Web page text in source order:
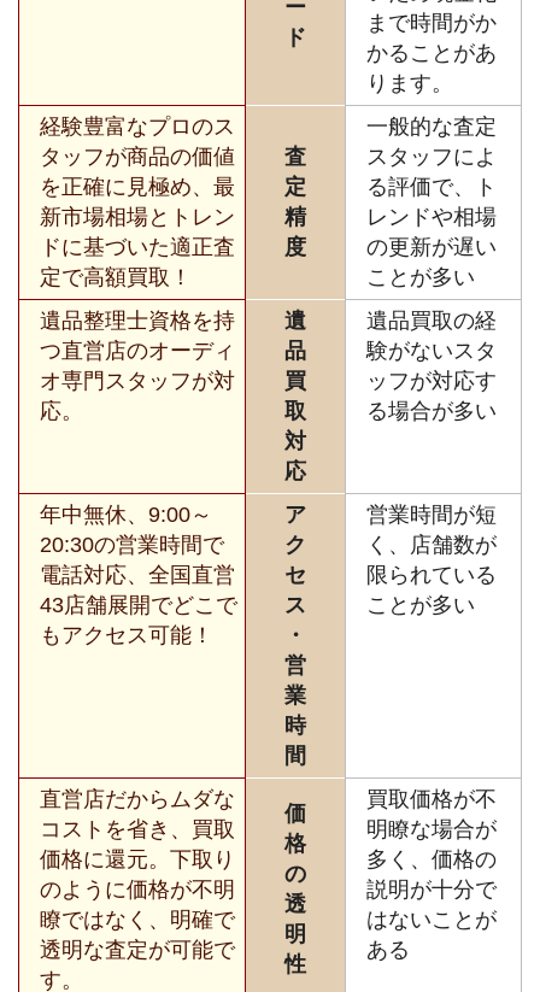
ー
ド
まで時間がか
かることがあ
ります。
経験豊富なプロのス
タッフが商品の価値
を正確に見極め、最
新市場相場とトレン
ドに基づいた適正査
定で高額買取！
査
定
精
度
一般的な査定
スタッフによ
る評価で、ト
レンドや相場
の更新が遅い
ことが多い
遺品整理士資格を持
つ直営店のオーディ
オ専門スタッフが対
応。
遺
品
買
取
対
応
遺品買取の経
験がないスタ
ッフが対応す
る場合が多い
年中無休、9:00～
20:30の営業時間で
電話対応、全国直営
43店舗展開でどこで
もアクセス可能！
ア
ク
セ
ス
・
営
業
時
間
営業時間が短
く、店舗数が
限られている
ことが多い
直営店だからムダな
コストを省き、買取
価格に還元。下取り
のように価格が不明
瞭ではなく、明確で
透明な査定が可能で
す。
価
格
の
透
明
性
買取価格が不
明瞭な場合が
多く、価格の
説明が十分で
はないことが
ある